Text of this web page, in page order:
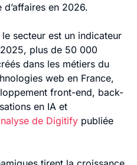
en 2026.
secteur est un indicateur
plus de 50 000
dans les métiers du
web en France,
front-end, back-
en IA et
de Digitifypubliée